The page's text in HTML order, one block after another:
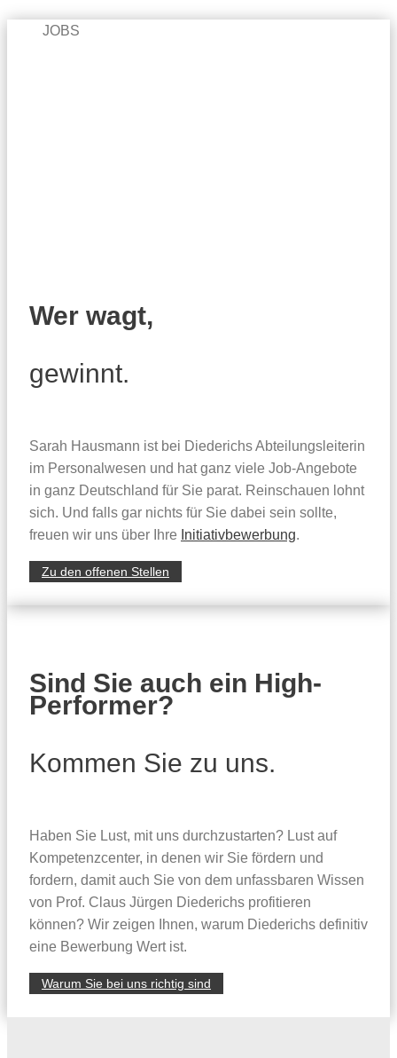
JOBS
Wer wagt,
gewinnt.
Sarah Hausmann ist bei Diederichs Abteilungsleiterin
im Personalwesen und hat ganz viele Job-Angebote
in ganz Deutschland für Sie parat. Reinschauen lohnt
sich. Und falls gar nichts für Sie dabei sein sollte,
freuen wir uns über Ihre Initiativbewerbung.
Zu den offenen Stellen
Sind Sie auch ein High-
Performer?
Kommen Sie zu uns.
Haben Sie Lust, mit uns durchzustarten? Lust auf
Kompetenzcenter, in denen wir Sie fördern und
fordern, damit auch Sie von dem unfassbaren Wissen
von Prof. Claus Jürgen Diederichs profitieren
können? Wir zeigen Ihnen, warum Diederichs definitiv
eine Bewerbung Wert ist.
Warum Sie bei uns richtig sind